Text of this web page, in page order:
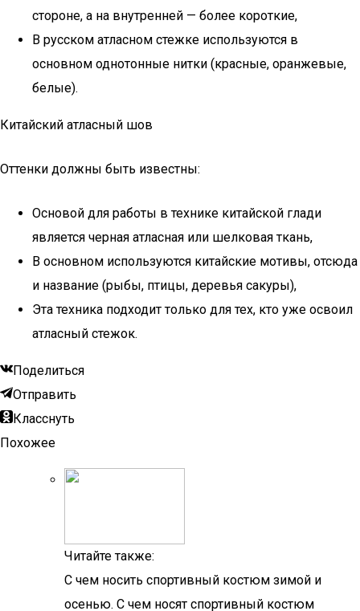
стороне, а на внутренней — более короткие,
В русском атласном стежке используются в
основном однотонные нитки (красные, оранжевые,
белые).
Китайский атласный шов
Оттенки должны быть известны:
Основой для работы в технике китайской глади
является черная атласная или шелковая ткань,
В основном используются китайские мотивы, отсюда
и название (рыбы, птицы, деревья сакуры),
Эта техника подходит только для тех, кто уже освоил
атласный стежок.
Поделиться
Отправить
Класснуть
Похожее
Читайте также:
С чем носить спортивный костюм зимой и
осенью. С чем носят спортивный костюм